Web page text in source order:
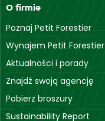
O firmie
Poznaj Petit Forestier
Wynajem Petit Forestier
Aktualności i porady
Znajdź swoją agencję
Pobierz broszury
Sustainability Report